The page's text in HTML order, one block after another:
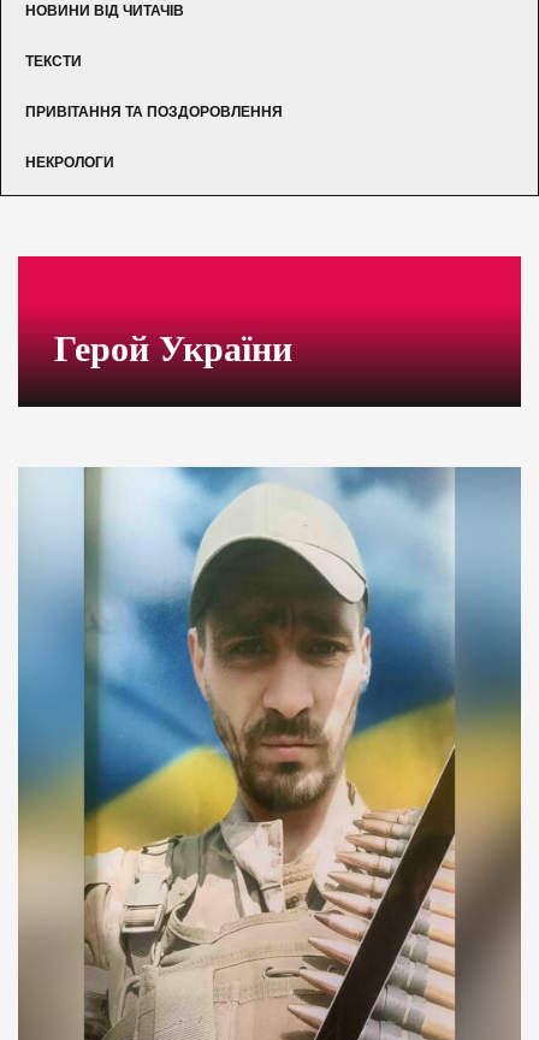
НОВИНИ ВІД ЧИТАЧІВ
ТЕКСТИ
ПРИВІТАННЯ ТА ПОЗДОРОВЛЕННЯ
НЕКРОЛОГИ
Герой України